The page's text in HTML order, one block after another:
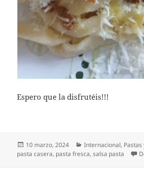
Espero que la disfrutéis!!!
Publicado
el
10 marzo, 2024 Categorías
Internacional, Pastas
pasta casera, pasta fresca,salsa pasta